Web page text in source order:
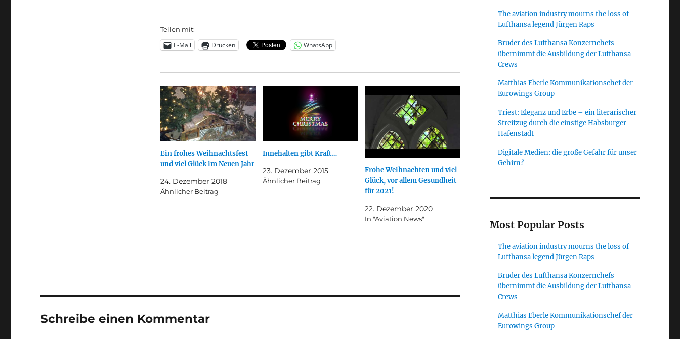
Teilen mit:
E-Mail Drucken WhatsApp
Ein frohes Weihnachtsfest
und viel Glück im Neuen Jahr
24. Dezember 2018
Ähnlicher Beitrag
Innehalten gibt Kraft…
23. Dezember 2015
Ähnlicher Beitrag
Frohe Weihnachten und viel
Glück, vor allem Gesundheit
für 2021!
22. Dezember 2020
In "Aviation News"
Schreibe einen Kommentar
The aviation industry mourns the loss of
Lufthansa legend Jürgen Raps
Bruder des Lufthansa Konzernchefs
übernimmt die Ausbildung der Lufthansa
Crews
Matthias Eberle Kommunikationschef der
Eurowings Group
Triest: Eleganz und Erbe – ein literarischer
Streifzug durch die einstige Habsburger
Hafenstadt
Digitale Medien: die große Gefahr für unser
Gehirn?
Most Popular Posts
The aviation industry mourns the loss of
Lufthansa legend Jürgen Raps
Bruder des Lufthansa Konzernchefs
übernimmt die Ausbildung der Lufthansa
Crews
Matthias Eberle Kommunikationschef der
Eurowings Group